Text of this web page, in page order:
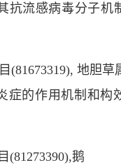
抗流感病毒分子机
(81673319),地胆草
症的作用机制和构
(81273390),鹅